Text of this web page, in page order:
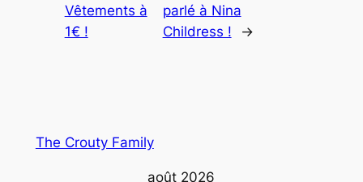
Vêtements à
1€ !
parlé à Nina
Childress !
→
The Crouty Family
août 2026